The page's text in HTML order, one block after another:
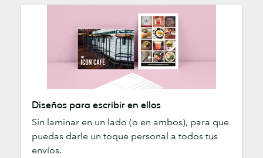
para
escribir
ellos
Diseños para escribir en ellos
Sin laminar en un lado (o en ambos), para que
puedas darle un toque personal a todos tus
envíos.